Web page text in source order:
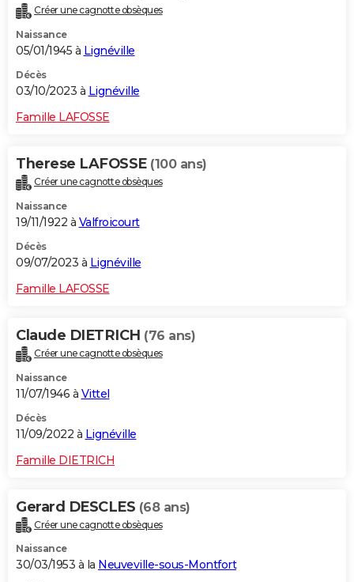
Dictionnaire
Biographies
Citations
Expressions
Proverbes
PROGRAMME TV
S'inscrire
Se connecter
Lycées
Collèges
Primaires
Universités
Entreprises
Service militaire
Avis de recherche
AVIS DE DÉCÈS
FORUM
Bricolage
Lifestyle
Culture
Sport
Auto
Television
Voyage
Cinema
Créer une cagnotte obsèques
Naissance
05/01/1945 à Lignéville
Décès
03/10/2023 à Lignéville
Famille LAFOSSE
Therese LAFOSSE (100 ans)
Créer une cagnotte obsèques
Naissance
19/11/1922 à Valfroicourt
Décès
09/07/2023 à Lignéville
Famille LAFOSSE
Claude DIETRICH (76 ans)
Créer une cagnotte obsèques
Naissance
11/07/1946 à Vittel
Décès
11/09/2022 à Lignéville
Famille DIETRICH
Gerard DESCLES (68 ans)
Créer une cagnotte obsèques
Naissance
30/03/1953 à la Neuveville-sous-Montfort